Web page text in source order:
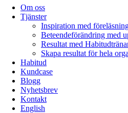
Om oss
Tjänster
Inspiration med
Beteendeförändring med
Resultat med
Skapa resultat för hela
Habitud
Kundcase
Blogg
Nyhetsbrev
Kontakt
English